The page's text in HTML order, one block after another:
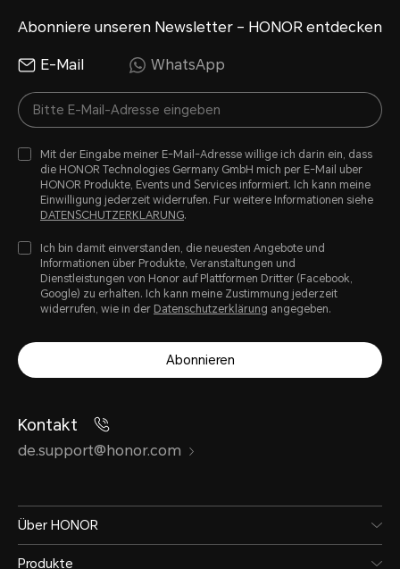
Nutzungsverhalten variieren.
Konnektivität
Bluetooth 5.3 mit
Pop-Up-Kopplung
Abonniere unseren Newsletter – HONOR entdecken
E-Mail WhatsApp
Mit der Eingabe meiner E-Mail-Adresse willige ich darin ein, dass
die HONOR Technologies Germany GmbH mich per E-Mail uber
HONOR Produkte, Events und Services informiert. Ich kann meine
Einwilligung jederzeit widerrufen. Fur weitere Informationen siehe
DATENSCHUTZERKLARUNG.
Ich bin damit einverstanden, die neuesten Angebote und
Informationen über Produkte, Veranstaltungen und
Dienstleistungen von Honor auf Plattformen Dritter (Facebook,
Google) zu erhalten. Ich kann meine Zustimmung jederzeit
widerrufen, wie in der Datenschutzerklärung angegeben.
Abonnieren
Kontakt
de.support@honor.com
Über HONOR
Produkte